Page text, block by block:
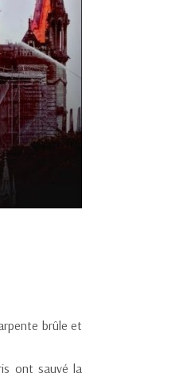
brûle et
ont sauvé la